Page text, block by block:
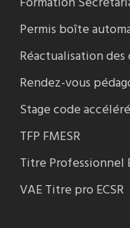
Permis boîte
Réactualisation des
Rendez-vous
Stage code accéléré
TFP FMESR
Titre Professionnel
VAE Titre pro ECSR